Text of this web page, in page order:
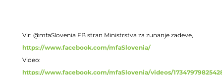
Vir: @mfaSlovenia FB stran Ministrstva za zunanje zadeve,
https://www.facebook.com/mfaSlovenia/
Video:
https://www.facebook.com/mfaSlovenia/videos/